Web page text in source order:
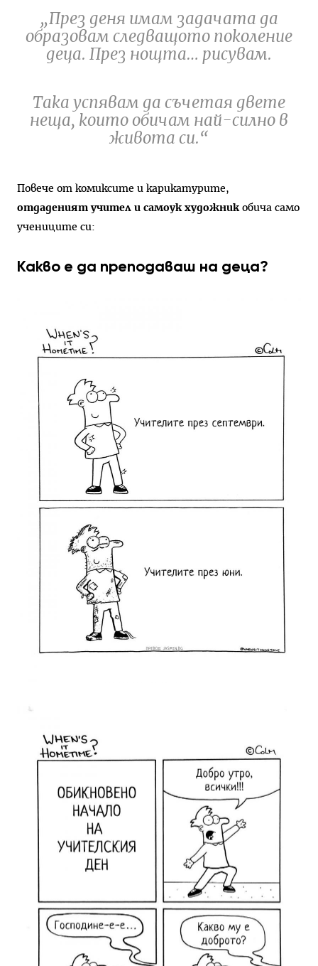
„През деня имам задачата да
образовам следващото поколение
деца. През нощта… рисувам.
Така успявам да съчетая двете
неща, които обичам най-силно в
живота си.“
Повече от комиксите и карикатурите,
отдаденият учител и самоук художник обича само
учениците си:
Какво е да преподаваш на деца?